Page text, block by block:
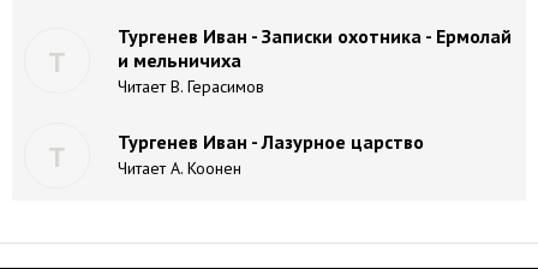
Т
Тургенев Иван - Записки охотника - Ермолай
и мельничиха
Читает В. Герасимов
Т Тургенев Иван - Лазурное царство
Читает А. Коонен